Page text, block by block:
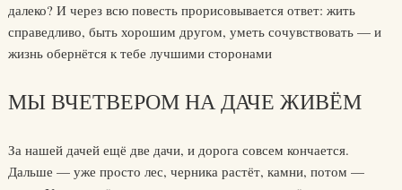
далеко? И через всю повесть прорисовывается ответ: жить
справедливо, быть хорошим другом, уметь сочувствовать — и
жизнь обернётся к тебе лучшими сторонами
МЫ ВЧЕТВЕРОМ НА ДАЧЕ ЖИВЁМ
За нашей дачей ещё две дачи, и дорога совсем кончается.
Дальше — уже просто лес, черника растёт, камни, потом —